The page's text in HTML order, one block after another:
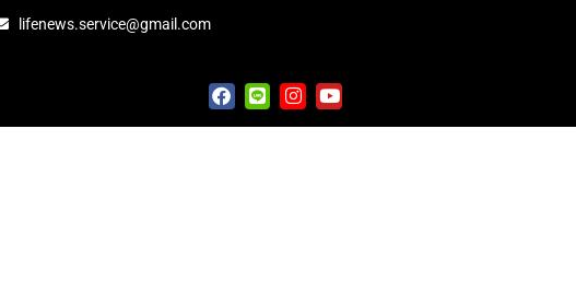
lifenews.service@gmail.com